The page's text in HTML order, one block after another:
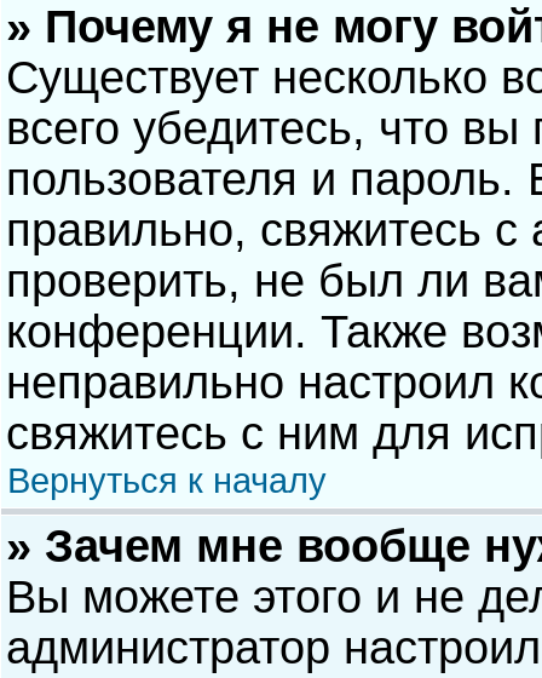
» Почему я не могу
Существует несколько
всего убедитесь, что
пользователя и
правильно, свяжитесь
проверить, не был ли
конференции. Также
неправильно настроил
свяжитесь с ним для
Вернуться к началу
» Зачем мне вообще
Вы можете этого и не
администратор